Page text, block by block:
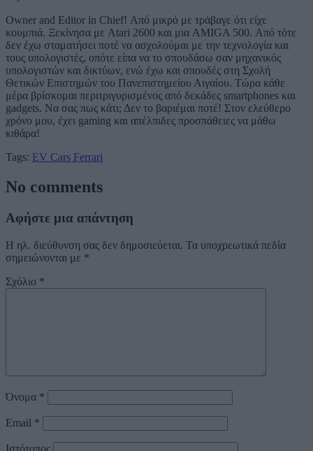
Owner and Editor in Chief! Από μικρό με τράβαγε ότι είχε
κουμπιά. Ξεκίνησα με Atari 2600 και μια AMIGA 500. Από τότε
δεν έχω σταματήσει ποτέ να ασχολούμαι με την τεχνολογία και
τους υπολογιστές, οπότε είπα να το σπουδάσω σαν μηχανικός
υπολογιστών και δικτύων, ενώ έχω και σπουδές στη Σχολή
Θετικών Επιστημών του Πανεπιστημείου Αιγαίου. Τώρα κάθε
μέρα βρίσκομαι περιτριγυρισμένος από δεκάδες smartphones και
gadgets. Να σας πως κάτι; Δεν το βαριέμαι ποτέ! Στον ελεύθερο
χρόνο μου, έχει gaming και απέλπιδες προσπάθειες να μάθω
κιθάρα!
Tags: EV Cars Ferrari
No comments
Αφήστε μια απάντηση
Η ηλ. διεύθυνση σας δεν δημοσιεύεται. Τα υποχρεωτικά πεδία
σημειώνονται με *
Σχόλιο *
Όνομα *
Email *
Ιστότοπος